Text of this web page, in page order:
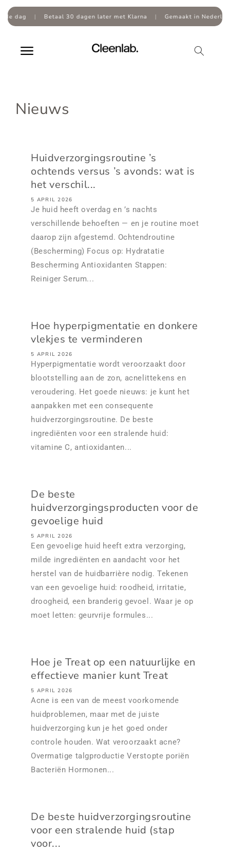
inhoud
dag Betaal 30 dagen later met Klarna Gemaakt in Nederland
Nieuws
Huidverzorgingsroutine ’s
ochtends versus ’s avonds: wat is
het verschil...
5 APRIL 2026
Je huid heeft overdag en ’s nachts
verschillende behoeften — en je routine moet
daarop zijn afgestemd. Ochtendroutine
(Bescherming) Focus op: Hydratatie
Bescherming Antioxidanten Stappen:
Reiniger Serum...
Hoe hyperpigmentatie en donkere
vlekjes te verminderen
5 APRIL 2026
Hyperpigmentatie wordt veroorzaakt door
blootstelling aan de zon, acnelittekens en
veroudering. Het goede nieuws: je kunt het
aanpakken met een consequente
huidverzorgingsroutine. De beste
ingrediënten voor een stralende huid:
vitamine C, antioxidanten...
De beste
huidverzorgingsproducten voor de
gevoelige huid
5 APRIL 2026
Een gevoelige huid heeft extra verzorging,
milde ingrediënten en aandacht voor het
herstel van de huidbarrière nodig. Tekenen
van een gevoelige huid: roodheid, irritatie,
droogheid, een branderig gevoel. Waar je op
moet letten: geurvrije formules...
Hoe je Treat op een natuurlijke en
effectieve manier kunt Treat
5 APRIL 2026
Acne is een van de meest voorkomende
huidproblemen, maar met de juiste
huidverzorging kun je het goed onder
controle houden. Wat veroorzaakt acne?
Overmatige talgproductie Verstopte poriën
Bacteriën Hormonen...
De beste huidverzorgingsroutine
voor een stralende huid (stap
voor...